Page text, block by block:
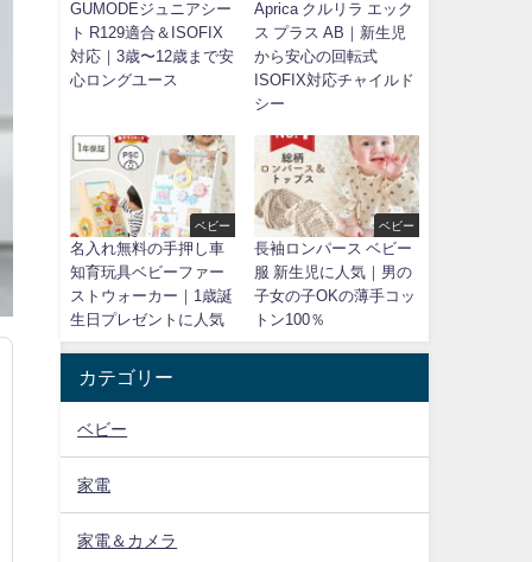
GUMODEジュニアシー
ト R129適合＆ISOFIX
対応｜3歳〜12歳まで安
心ロングユース
Aprica クルリラ エック
ス プラス AB｜新生児
から安心の回転式
ISOFIX対応チャイルド
シー
ベビー
名入れ無料の手押し車
知育玩具ベビーファー
ストウォーカー｜1歳誕
生日プレゼントに人気
ベビー
長袖ロンパース ベビー
服 新生児に人気｜男の
子女の子OKの薄手コッ
トン100％
カテゴリー
ベビー
家電
家電＆カメラ